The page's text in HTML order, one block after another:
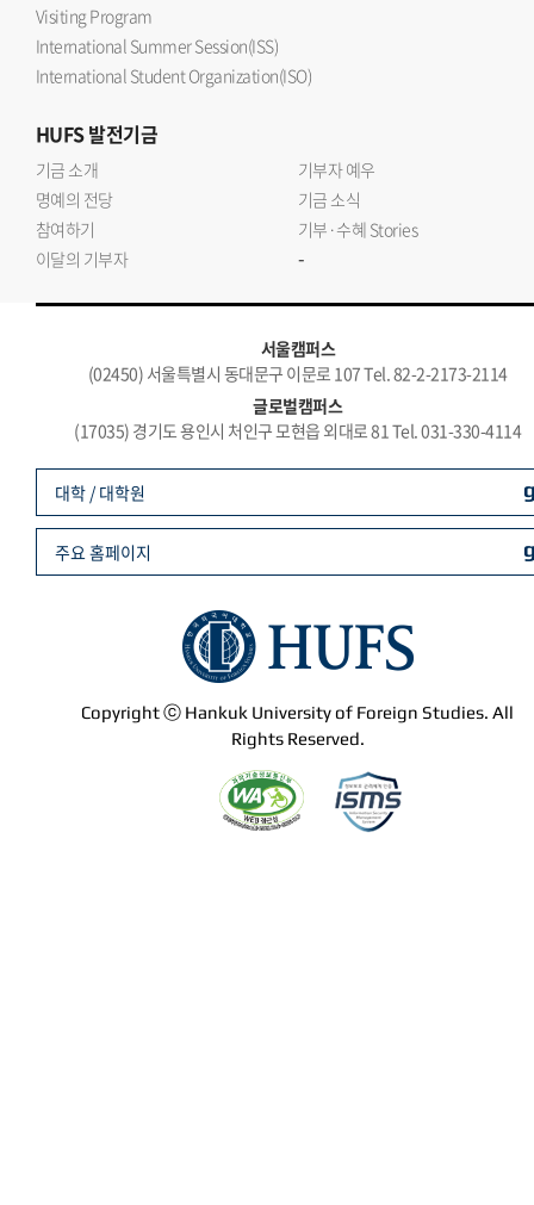
Visiting Program
International Summer Session(ISS)
International Student Organization(ISO)
HUFS발전기금
기금 소개
기부자 예우
명예의 전당
기금 소식
참여하기
기부·수혜 Stories
이달의 기부자
-
서울캠퍼스
(02450) 서울특별시 동대문구 이문로 107 Tel. 82-2-2173-2114
글로벌캠퍼스
(17035) 경기도 용인시 처인구 모현읍 외대로 81 Tel. 031-330-4114
Copyright ⓒ Hankuk University of Foreign Studies. All
Rights Reserved.
대학 / 대학원
주요 홈페이지